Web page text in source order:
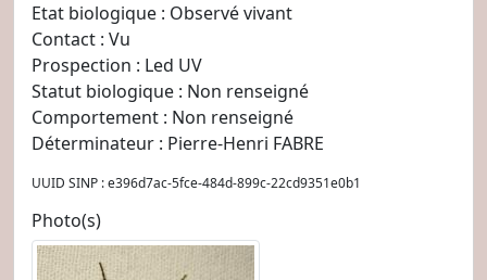
Etat biologique : Observé vivant
Contact : Vu
Prospection : Led UV
Statut biologique : Non renseigné
Comportement : Non renseigné
Déterminateur : Pierre-Henri FABRE
UUID SINP : e396d7ac-5fce-484d-899c-22cd9351e0b1
Photo(s)